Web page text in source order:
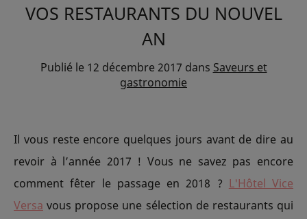
VOS RESTAURANTS DU NOUVEL
AN
Publié le 12 décembre 2017 dans Saveurs et
gastronomie
Il vous reste encore quelques jours avant de dire au
revoir à l’année 2017 ! Vous ne savez pas encore
comment fêter le passage en 2018 ? L'Hôtel Vice
Versa vous propose une sélection de restaurants qui